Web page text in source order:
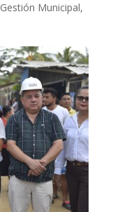
Gestión Municipal,